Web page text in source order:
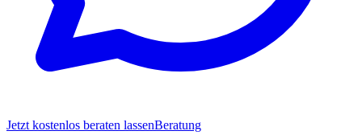
Jetzt kostenlos beraten lassenBeratung